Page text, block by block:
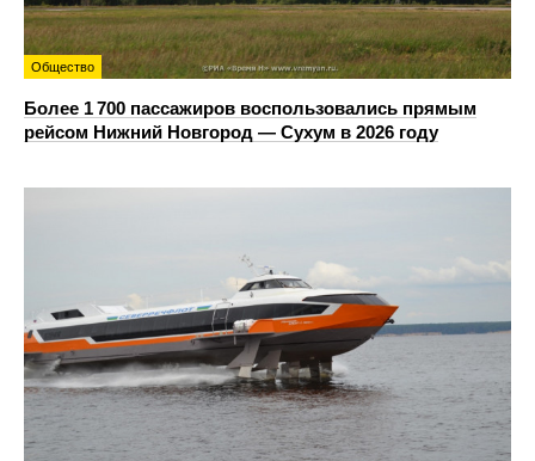
Общество
Более 1 700 пассажиров воспользовались прямым
рейсом Нижний Новгород — Сухум в 2026 году